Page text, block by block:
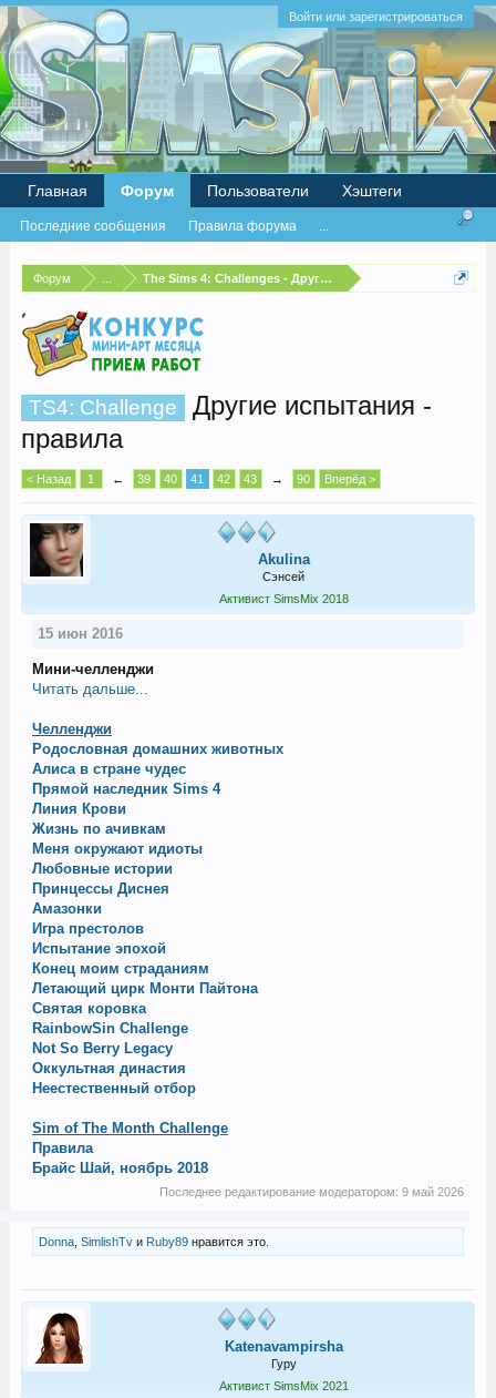
Войти или зарегистрироваться
Форум The Sims 4: Challenges - Другие испытания
TS4: Challenge
Другие испытания -
правила
< Назад 1 ← 39 40 41 42 43 → 90 Вперёд >
Akulina
Сэнсей
Активист SimsMix 2018
15 июн 2016
Мини-челленджи
Читать дальше...
Челленджи
Родословная домашних животных
Алиса в стране чудес
Прямой наследник Sims 4
Линия Крови
Жизнь по ачивкам
Меня окружают идиоты
Любовные истории
Принцессы Диснея
Амазонки
Игра престолов
Испытание эпохой
Конец моим страданиям
Летающий цирк Монти Пайтона
Святая коровка
RainbowSin Challenge
Not So Berry Legacy
Оккультная династия
Неестественный отбор
Sim of The Month Challenge
Правила
Брайс Шай, ноябрь 2018
Последнее редактирование модератором:9 май 2026
Donna, SimlishTvи Ruby89нравится это.
Katenavampirsha
Гуру
Активист SimsMix 2021
Главная Форум
Последние сообщения Правила форума ...
Пользователи Хэштеги